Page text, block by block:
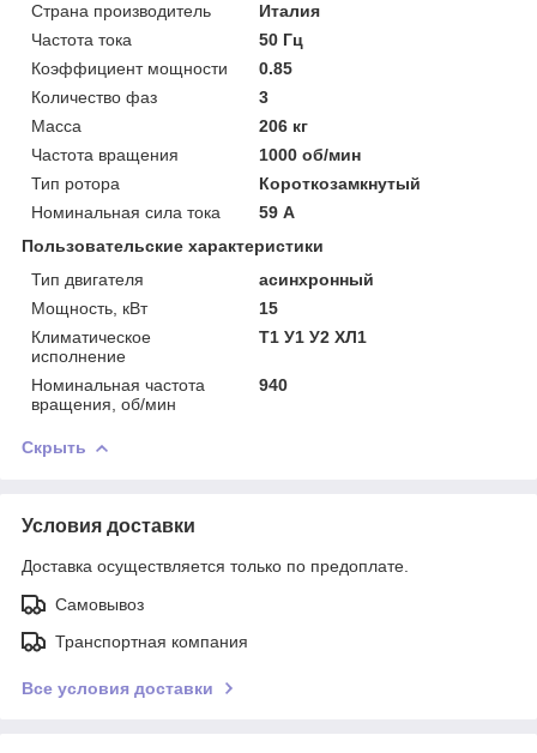
Страна производитель
Италия
Частота тока
50 Гц
Коэффициент мощности
0.85
Количество фаз
3
Масса
206 кг
Частота вращения
1000 об/мин
Тип ротора
Короткозамкнутый
Номинальная сила тока
59 А
Пользовательские характеристики
Тип двигателя
асинхронный
Мощность, кВт
15
Климатическое
исполнение
Т1 У1 У2 ХЛ1
Номинальная частота
вращения, об/мин
940
Скрыть
Условия доставки
Доставка осуществляется только по предоплате.
Самовывоз
Транспортная компания
Все условия доставки